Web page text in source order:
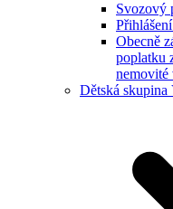
Svozový
Obecně
poplatku
nemovité
Dětská skupina